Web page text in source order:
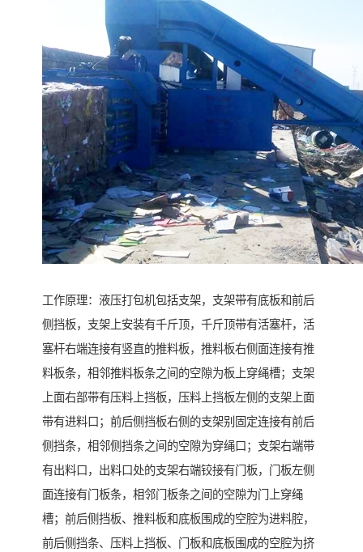
工作原理：液压打包机包括支架，支架带有底板和前后
侧挡板，支架上安装有千斤顶，千斤顶带有活塞杆，活
塞杆右端连接有竖直的推料板，推料板右侧面连接有推
料板条，相邻推料板条之间的空隙为板上穿绳槽；支架
上面右部带有压料上挡板，压料上挡板左侧的支架上面
带有进料口；前后侧挡板右侧的支架别固定连接有前后
侧挡条，相邻侧挡条之间的空隙为穿绳口；支架右端带
有出料口，出料口处的支架右端铰接有门板，门板左侧
面连接有门板条，相邻门板条之间的空隙为门上穿绳
槽；前后侧挡板、推料板和底板围成的空腔为进料腔，
前后侧挡条、压料上挡板、门板和底板围成的空腔为挤